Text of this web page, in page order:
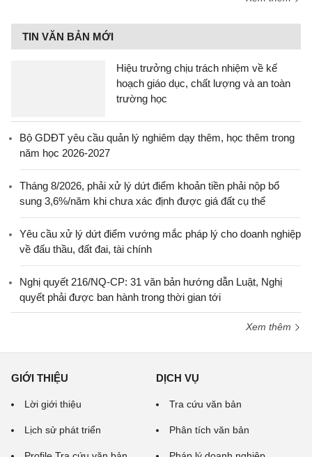
TIN VĂN BẢN MỚI
Hiệu trưởng chịu trách nhiệm về kế
hoạch giáo dục, chất lượng và an toàn
trường học
Bộ GDĐT yêu cầu quản lý nghiêm dạy thêm, học thêm trong
năm học 2026-2027
Tháng 8/2026, phải xử lý dứt điểm khoản tiền phải nộp bổ
sung 3,6%/năm khi chưa xác định được giá đất cụ thể
Yêu cầu xử lý dứt điểm vướng mắc pháp lý cho doanh nghiệp
về đấu thầu, đất đai, tài chính
Nghị quyết 216/NQ-CP: 31 văn bản hướng dẫn Luật, Nghị
quyết phải được ban hành trong thời gian tới
Xem thêm
GIỚI THIỆU
Lời giới thiệu
Lịch sử phát triển
DỊCH VỤ
Tra cứu văn bản
Phân tích văn bản